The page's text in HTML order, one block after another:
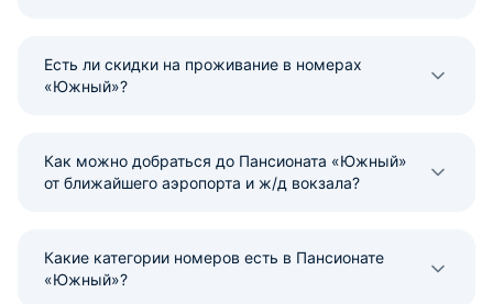
Есть ли скидки на проживание в номерах
«Южный»?
Как можно добраться до Пансионата «Южный»
от ближайшего аэропорта и ж/д вокзала?
Какие категории номеров есть в Пансионате
«Южный»?